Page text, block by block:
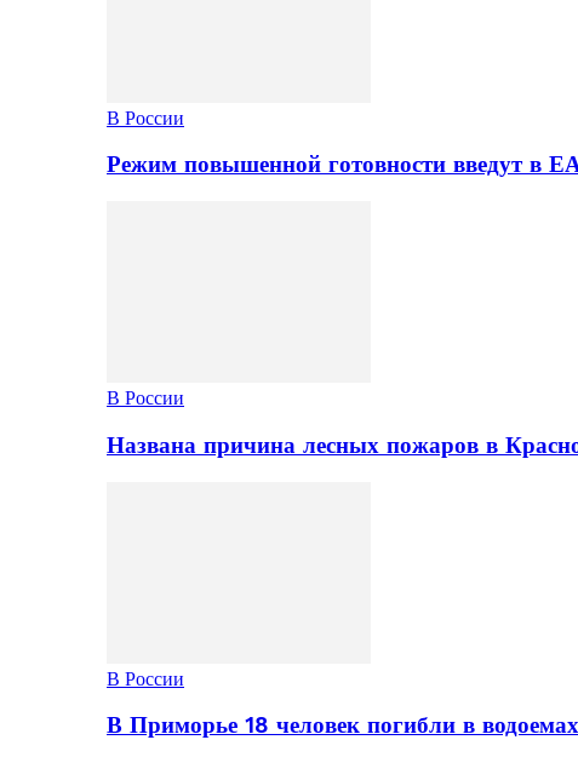
В России
Режим повышенной готовности введут в
В России
Названа причина лесных пожаров в
В России
В Приморье 18 человек погибли в